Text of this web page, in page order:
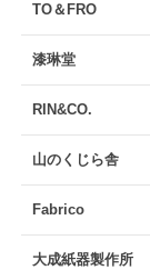
TO＆FRO
漆琳堂
RIN&CO.
山のくじら舎
Fabrico
大成紙器製作所